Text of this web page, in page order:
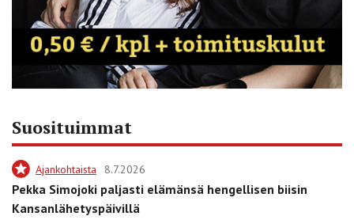
Suosituimmat
Ajankohtaista 8.7.2026
Pekka Simojoki paljasti elämänsä hengellisen biisin
Kansanlähetyspäivillä